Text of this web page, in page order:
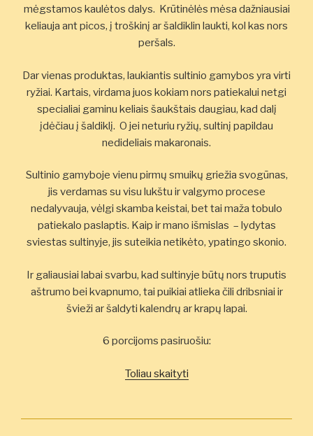
mėgstamos kaulėtos dalys. Krūtinėlės mėsa dažniausiai
keliauja ant picos, į troškinį ar šaldiklin laukti, kol kas nors
peršals.
Dar vienas produktas, laukiantis sultinio gamybos yra virti
ryžiai. Kartais, virdama juos kokiam nors patiekalui netgi
specialiai gaminu keliais šaukštais daugiau, kad dalį
įdėčiau į šaldiklį. O jei neturiu ryžių, sultinį papildau
nedideliais makaronais.
Sultinio gamyboje vienu pirmų smuikų griežia svogūnas,
jis verdamas su visu lukštu ir valgymo procese
nedalyvauja, vėlgi skamba keistai, bet tai maža tobulo
patiekalo paslaptis. Kaip ir mano išmislas – lydytas
sviestas sultinyje, jis suteikia netikėto, ypatingo skonio.
Ir galiausiai labai svarbu, kad sultinyje būtų nors truputis
aštrumo bei kvapnumo, tai puikiai atlieka čili dribsniai ir
švieži ar šaldyti kalendrų ar krapų lapai.
6 porcijoms pasiruošiu:
Toliau skaityti„Šildantis
lėtasis